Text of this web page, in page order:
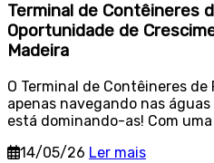
Terminal de Contêineres
Oportunidade de
Madeira
O Terminal de Contêineres
apenas navegando nas
está dominando-as! Com
14/05/26 Ler mais